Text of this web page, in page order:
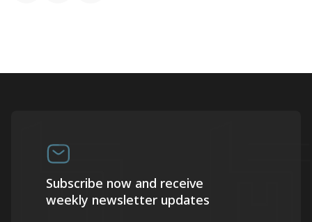
Subscribe now and receive
weekly newsletter updates